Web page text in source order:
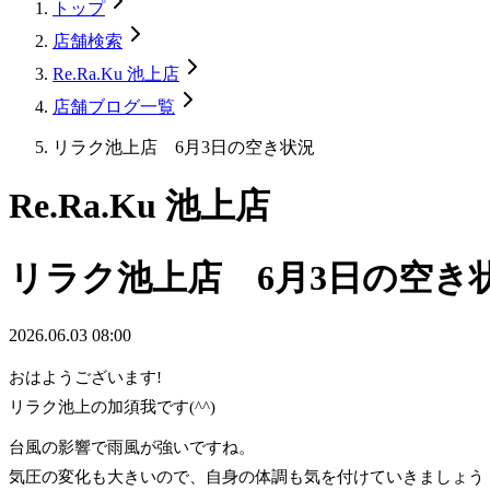
トップ
店舗検索
Re.Ra.Ku 池上店
店舗ブログ一覧
リラク池上店 6月3日の空き状況
Re.Ra.Ku 池上店
リラク池上店 6月3日の空き
2026.06.03 08:00
おはようございます!
リラク池上の加須我です(^^)
台風の影響で雨風が強いですね。
気圧の変化も大きいので、自身の体調も気を付けていきましょう